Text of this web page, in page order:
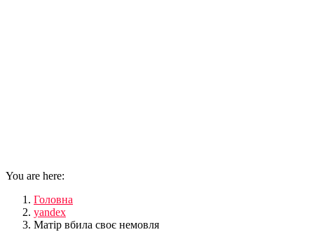
You are here:
Головна
yandex
Матір вбила своє немовля